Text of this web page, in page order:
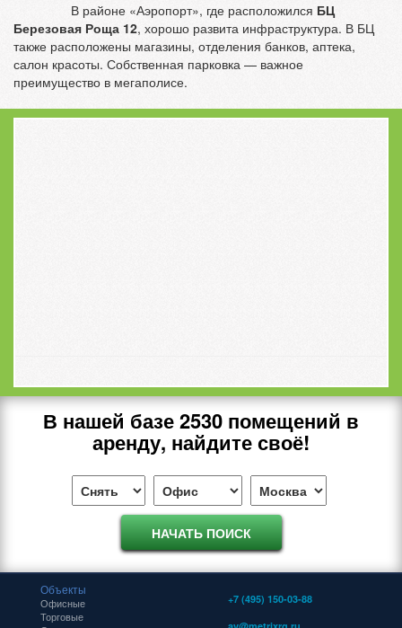
В районе «Аэропорт», где расположился БЦ
Березовая Роща 12, хорошо развита инфраструктура. В БЦ
также расположены магазины, отделения банков, аптека,
салон красоты. Собственная парковка — важное
преимущество в мегаполисе.
В нашей базе2530 помещений в
аренду, найдите своё!
Объекты
Офисные
Торговые
+7 (495) 150-03-88